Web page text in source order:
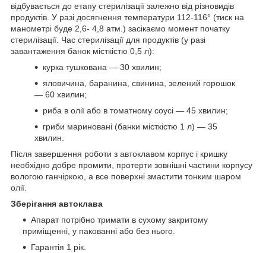
відбувається до етапу стерилізації залежно від різновидів
продуктів. У разі досягнення температури 112-116° (тиск на
манометрі буде 2,6- 4,8 атм.) засікаємо момент початку
стерилізації. Час стерилізації для продуктів (у разі
завантаження банок місткістю 0,5 л):
курка тушкована — 30 хвилин;
яловичина, баранина, свинина, зелений горошок
— 60 хвилин;
риба в олії або в томатному соусі — 45 хвилин;
гриби мариновані (банки місткістю 1 л) — 35
хвилин.
Після завершення роботи з автоклавом корпус і кришку
необхідно добре промити, протерти зовнішні частини корпусу
вологою ганчіркою, а все поверхні змастити тонким шаром
олії.
Зберігання автоклава
Апарат потрібно тримати в сухому закритому
приміщенні, у пакованні або без нього.
Гарантія 1 рік.